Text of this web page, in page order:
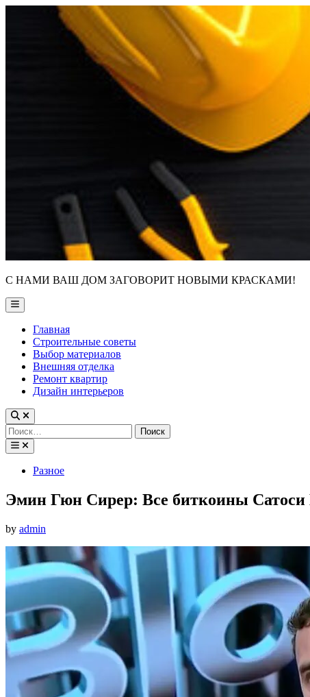
С НАМИ ВАШ ДОМ ЗАГОВОРИТ НОВЫМИ КРАСКАМИ!
Main
Menu
Главная
Строительные советы
Выбор материалов
Внешняя отделка
Ремонт квартир
Дизайн интерьеров
Найти:
PostedРазное
Эмин Гюн Сирер: Все биткоины Сатоси
by admin